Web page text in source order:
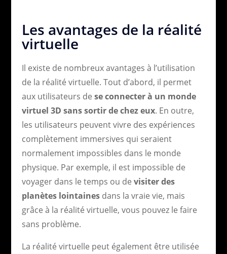
Les avantages de la réalité
virtuelle
Il existe de nombreux avantages à l’utilisation
de la réalité virtuelle. Tout d’abord, il permet
aux utilisateurs de se connecter à un monde
virtuel 3D sans sortir de chez eux. En outre,
les utilisateurs peuvent vivre des expériences
complètement immersives qui seraient
normalement impossibles dans le monde
physique. Par exemple, il est impossible de
voyager dans le temps ou de visiter des
planètes lointainesdans la vraie vie, mais
grâce à la réalité virtuelle, vous pouvez le faire
sans problème.
La réalité virtuelle peut également être utilisée